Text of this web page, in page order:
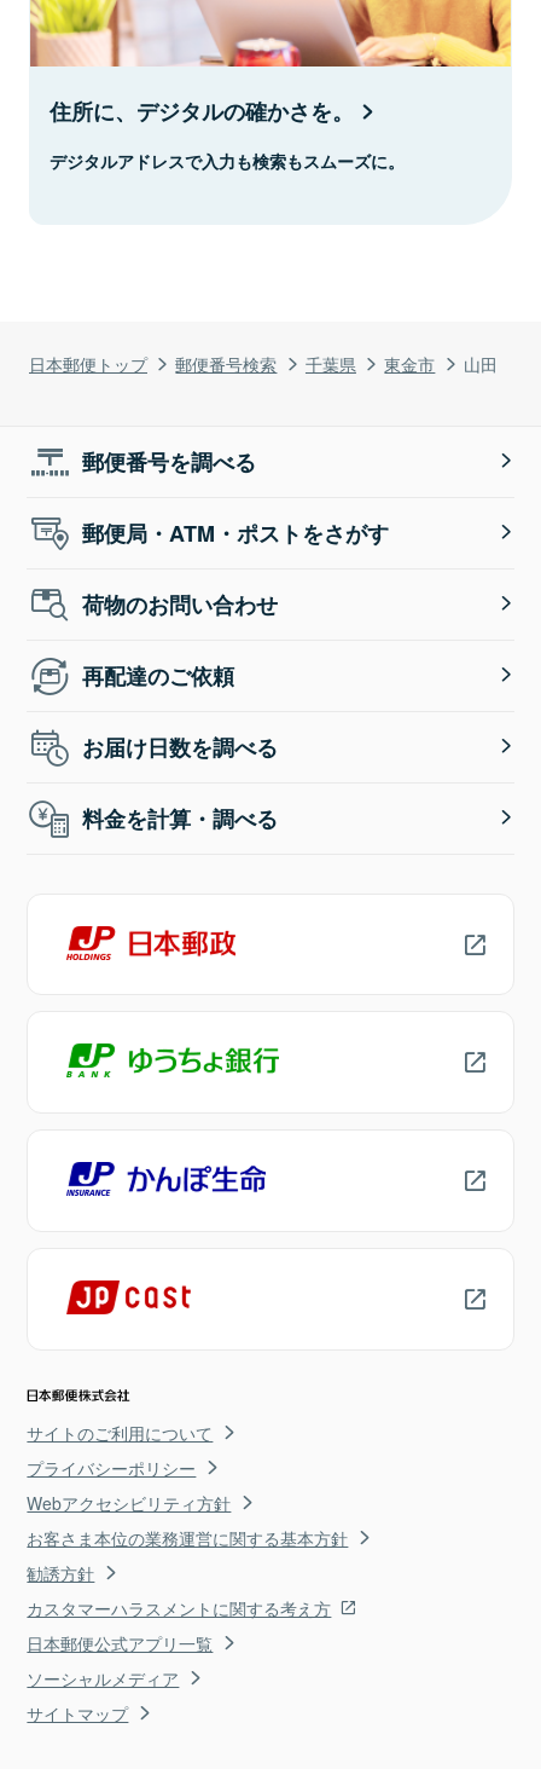
日本郵便トップ 郵便番号検索 千葉県 東金市 山田
住所に、デジタルの確かさを。
デジタルアドレスで入力も検索もスムーズに。
郵便番号を調べる
郵便局・ATM・ポストをさがす
荷物のお問い合わせ
再配達のご依頼
お届け日数を調べる
料金を計算・調べる
サイトのご利用について
プライバシーポリシー
Webアクセシビリティ方針
お客さま本位の業務運営に関する基本方針
勧誘方針
カスタマーハラスメントに関する考え方
日本郵便公式アプリ一覧
ソーシャルメディア
サイトマップ